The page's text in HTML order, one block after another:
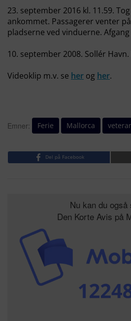
23. september 2016 kl. 11.59.
ankommet. Passagerer venter
pladserne ved vinduerne. Afgang
10. september 2008. Sollér
Videoklip m.v. se her og her.
Emner: Ferie Mallorca
Del på Facebook
Nu kan du også
Den Korte Avis på